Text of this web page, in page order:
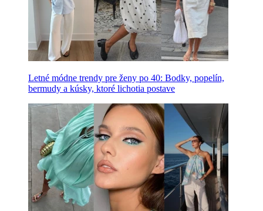
Letné módne trendy pre ženy po 40: Bodky, popelín,
bermudy a kúsky, ktoré lichotia postave